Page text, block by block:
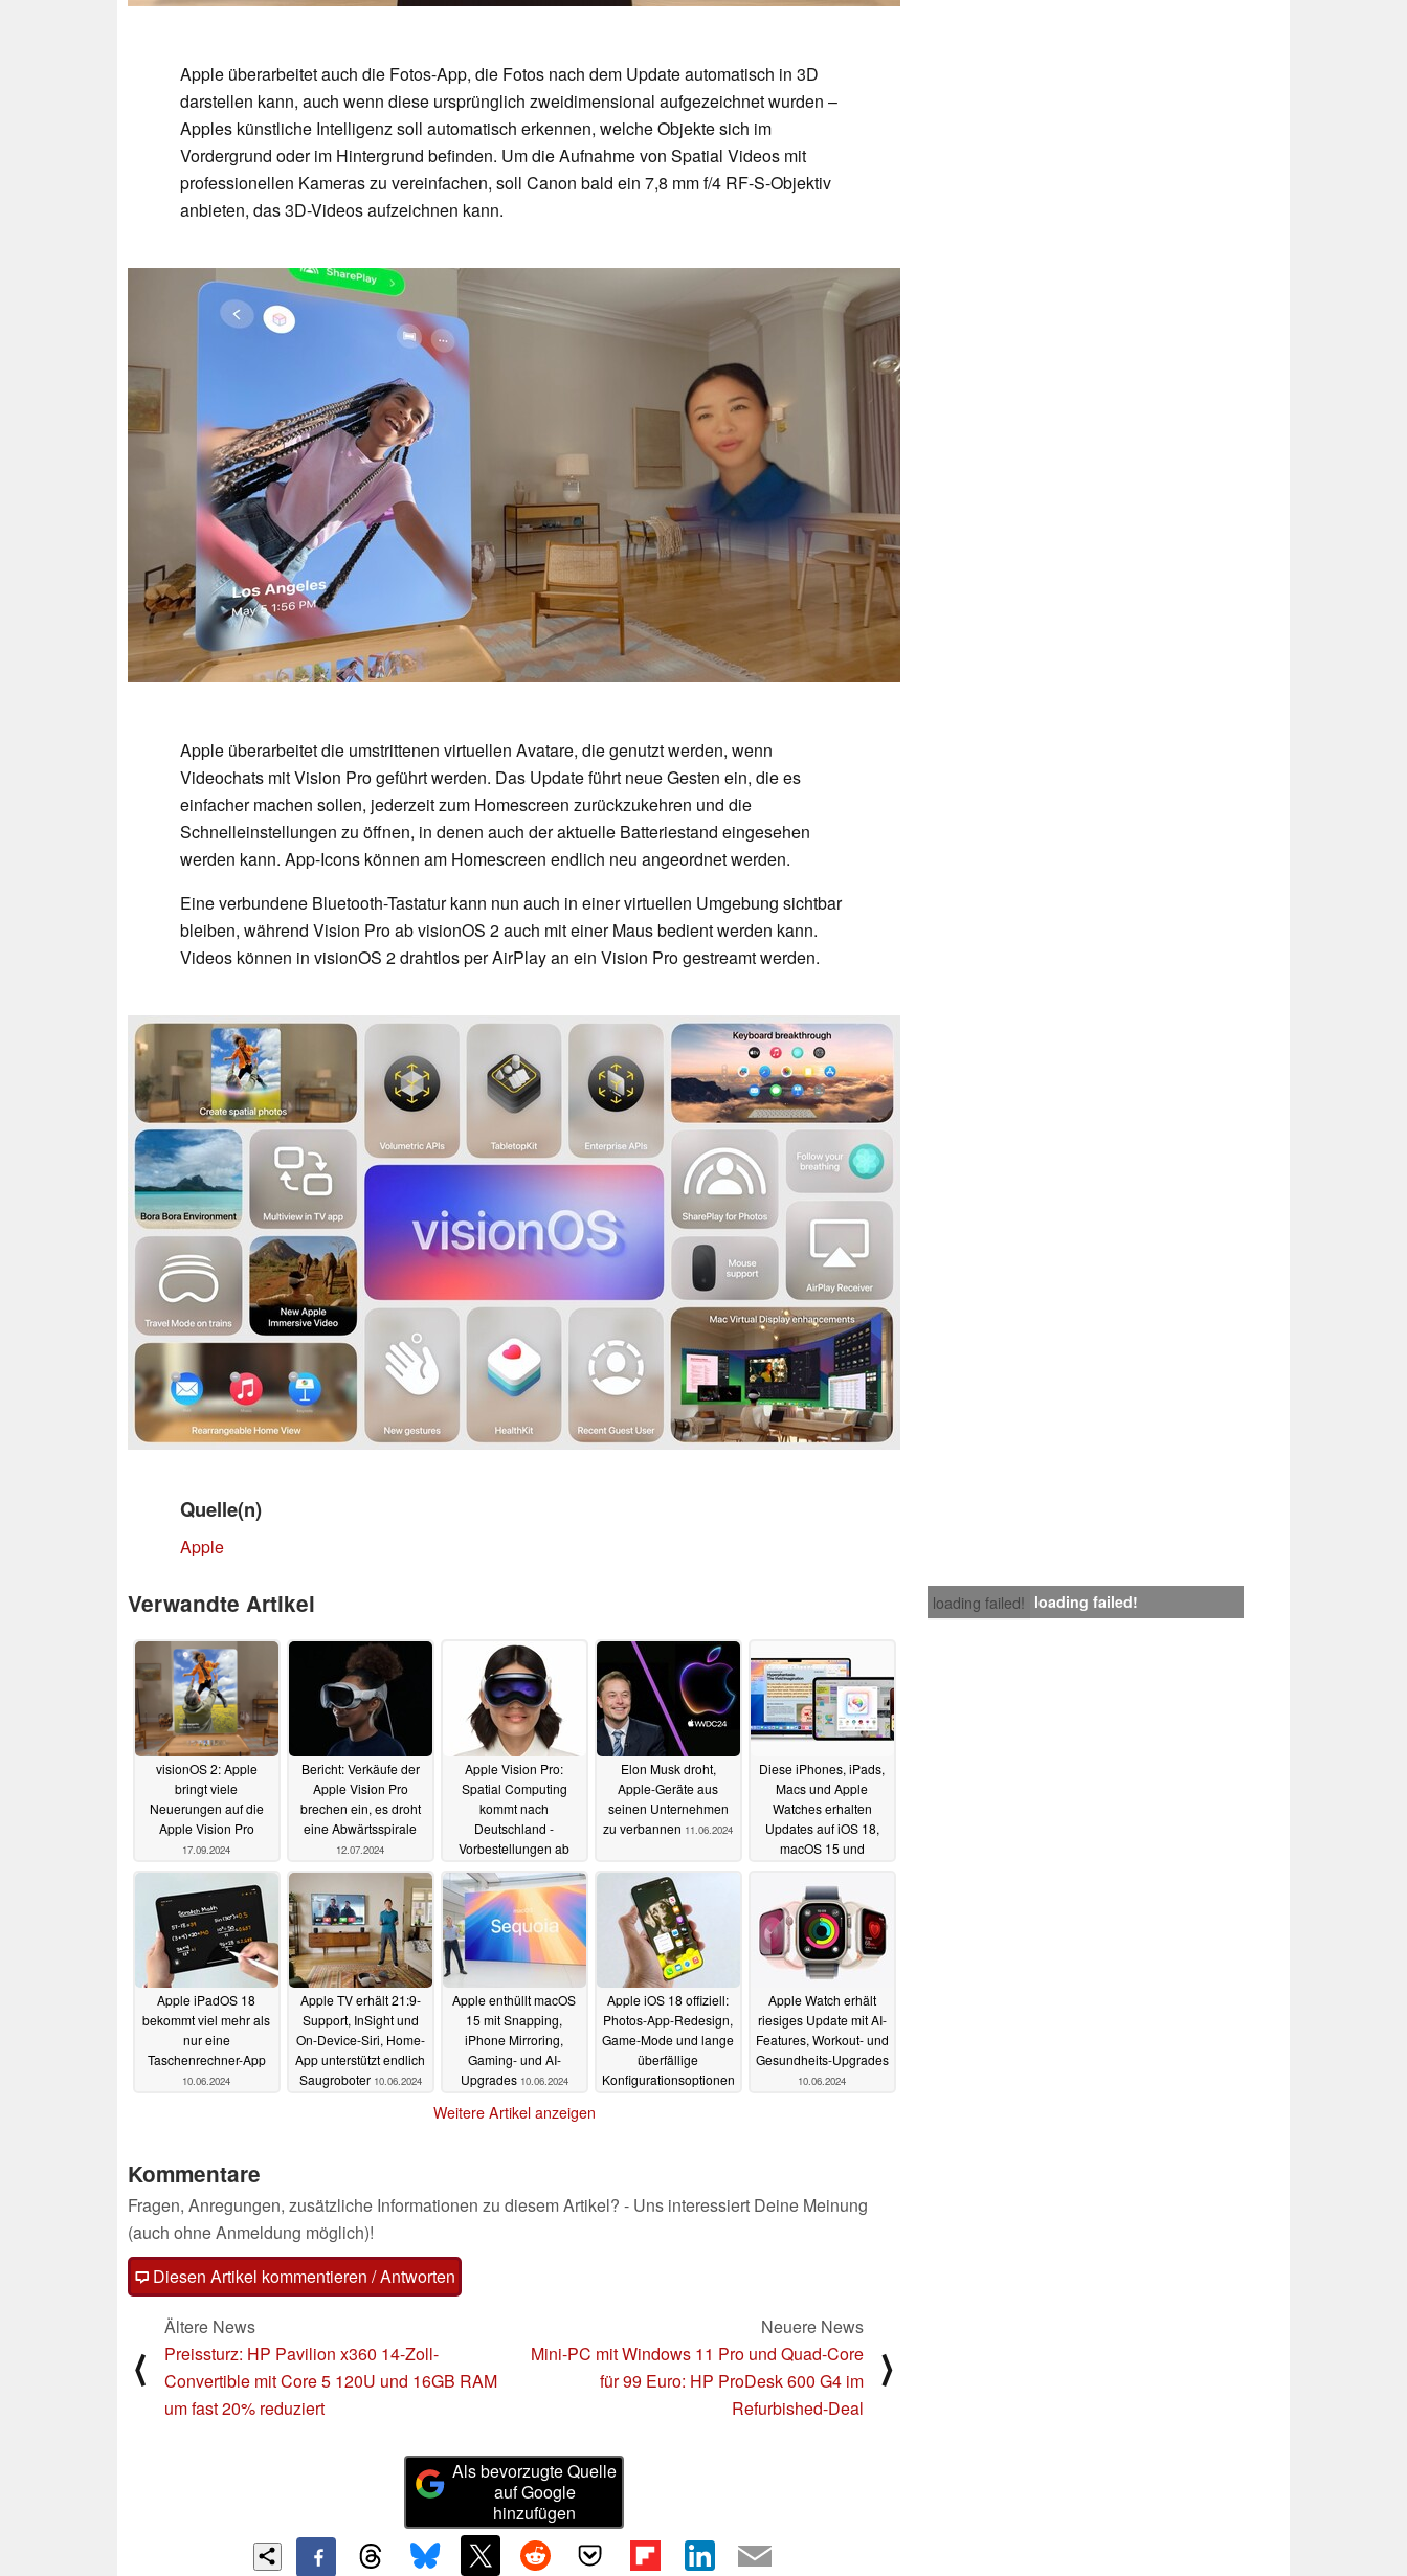
Apple überarbeitet auch die Fotos-App, die Fotos nach dem Update automatisch in 3D
darstellen kann, auch wenn diese ursprünglich zweidimensional aufgezeichnet wurden –
Apples künstliche Intelligenz soll automatisch erkennen, welche Objekte sich im
Vordergrund oder im Hintergrund befinden. Um die Aufnahme von Spatial Videos mit
professionellen Kameras zu vereinfachen, soll Canon bald ein 7,8 mm f/4 RF-S-Objektiv
anbieten, das 3D-Videos aufzeichnen kann.
Apple überarbeitet die umstrittenen virtuellen Avatare, die genutzt werden, wenn
Videochats mit Vision Pro geführt werden. Das Update führt neue Gesten ein, die es
einfacher machen sollen, jederzeit zum Homescreen zurückzukehren und die
Schnelleinstellungen zu öffnen, in denen auch der aktuelle Batteriestand eingesehen
werden kann. App-Icons können am Homescreen endlich neu angeordnet werden.
Eine verbundene Bluetooth-Tastatur kann nun auch in einer virtuellen Umgebung sichtbar
bleiben, während Vision Pro ab visionOS 2 auch mit einer Maus bedient werden kann.
Videos können in visionOS 2 drahtlos per AirPlay an ein Vision Pro gestreamt werden.
Quelle(n)
Apple
loading failed! loading failed!
Verwandte Artikel
visionOS 2: Apple
bringt viele
Neuerungen auf die
Apple Vision Pro
17.09.2024
Bericht: Verkäufe der
Apple Vision Pro
brechen ein, es droht
eine Abwärtsspirale
12.07.2024
Apple Vision Pro:
Spatial Computing
kommt nach
Deutschland -
Vorbestellungen ab
28.06.2024
Elon Musk droht,
Apple-Geräte aus
seinen Unternehmen
zu verbannen 11.06.2024
Diese iPhones, iPads,
Macs und Apple
Watches erhalten
Updates auf iOS 18,
macOS 15 und
Apple iPadOS 18
bekommt viel mehr als
nur eine
Taschenrechner-App
10.06.2024
Apple TV erhält 21:9-
Support, InSight und
On-Device-Siri, Home-
App unterstützt endlich
Saugroboter 10.06.2024
Apple enthüllt macOS
15 mit Snapping,
iPhone Mirroring,
Gaming- und AI-
Upgrades 10.06.2024
Apple iOS 18 offiziell:
Photos-App-Redesign,
Game-Mode und lange
überfällige
Konfigurationsoptionen
Apple Watch erhält
riesiges Update mit AI-
Features, Workout- und
Gesundheits-Upgrades
10.06.2024
Weitere Artikel anzeigen
Kommentare
Fragen, Anregungen, zusätzliche Informationen zu diesem Artikel? - Uns interessiert Deine Meinung
(auch ohne Anmeldung möglich)!
Diesen Artikel kommentieren / Antworten
⟨
Ältere News
Preissturz: HP Pavilion x360 14-Zoll-
Convertible mit Core 5 120U und 16GB RAM
um fast 20% reduziert
Neuere News
Mini-PC mit Windows 11 Pro und Quad-Core
für 99 Euro: HP ProDesk 600 G4 im
Refurbished-Deal
⟩
Als bevorzugte Quelle
auf Google
hinzufügen